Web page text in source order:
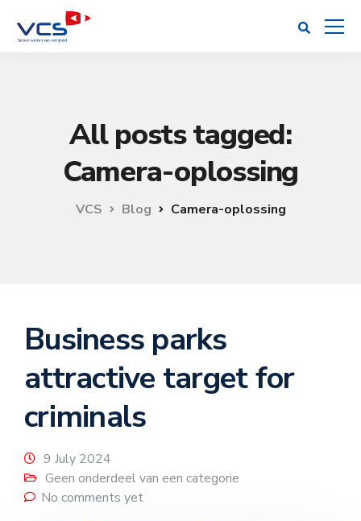
All posts tagged:
Camera-oplossing
VCS Blog Camera-oplossing
Business parks
attractive target for
criminals
9 July 2024
Geen onderdeel van een categorie
No comments yet